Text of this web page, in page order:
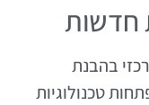
חדשות
בהבנת
טכנולוגיות